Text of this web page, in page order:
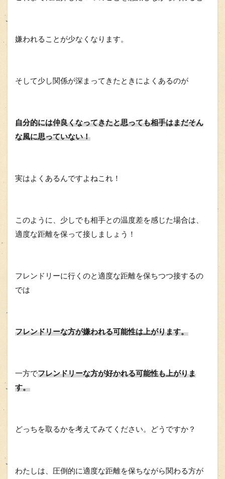
嫌われることが少なくなります。
そして少し関係が深まってきたときによくあるのが
自分的には仲良くなってきたと思っても相手はまだそん
な風に思っていない！
実はよくあるんですよねこれ！
このように、少しでも相手との温度差を感じた場合は、
適度な距離を保って接しましょう！
フレンドリーに行くのと適度な距離を保ちつつ接するの
では
フレンドリーな方が嫌われる可能性は上がります。
一方でフレンドリーな方が好かれる可能性も上がりま
す。
どっちを取るかを考えてみてください。どうですか？
わたしは、圧倒的に適度な距離を保ちながら関わる方が